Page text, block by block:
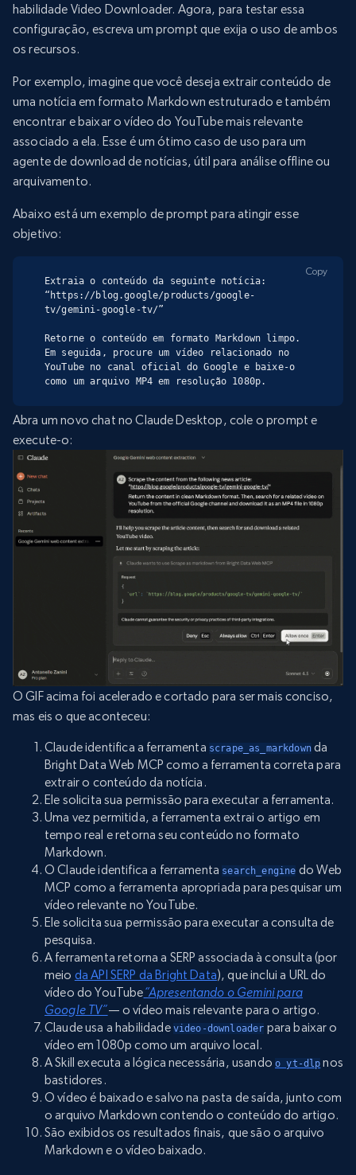
habilidade Video Downloader. Agora, para testar essa
configuração, escreva um prompt que exija o uso de ambos
os recursos.
Por exemplo, imagine que você deseja extrair conteúdo de
uma notícia em formato Markdown estruturado e também
encontrar e baixar o vídeo do YouTube mais relevante
associado a ela. Esse é um ótimo caso de uso para um
agente de download de notícias, útil para análise offline ou
arquivamento.
Abaixo está um exemplo de prompt para atingir esse
objetivo:
Extraia o conteúdo da seguinte notícia:
“https://blog.google/products/google-
tv/gemini-google-tv/”
Retorne o conteúdo em formato Markdown limpo.
Em seguida, procure um vídeo relacionado no
YouTube no canal oficial do Google e baixe-o
como um arquivo MP4 em resolução 1080p.
Copy
Abra um novo chat no Claude Desktop, cole o prompt e
execute-o:
O GIF acima foi acelerado e cortado para ser mais conciso,
mas eis o que aconteceu:
Claude identifica a ferramenta scrape_as_markdownda
Bright Data Web MCP como a ferramenta correta para
extrair o conteúdo da notícia.
Ele solicita sua permissão para executar a ferramenta.
Uma vez permitida, a ferramenta extrai o artigo em
tempo real e retorna seu conteúdo no formato
Markdown.
O Claude identifica a ferramenta search_engine do Web
MCP como a ferramenta apropriada para pesquisar um
vídeo relevante no YouTube.
Ele solicita sua permissão para executar a consulta de
pesquisa.
A ferramenta retorna a SERP associada à consulta (por
meio da API SERP da Bright Data), que inclui a URL do
vídeo do YouTube“Apresentando o Gemini para
Google TV”— o vídeo mais relevante para o artigo.
Claude usa a habilidade video-downloader para baixar o
vídeo em 1080p como um arquivo local.
A Skill executa a lógica necessária, usandoo yt-dlp nos
bastidores.
O vídeo é baixado e salvo na pasta de saída, junto com
o arquivo Markdown contendo o conteúdo do artigo.
São exibidos os resultados finais, que são o arquivo
Markdown e o vídeo baixado.